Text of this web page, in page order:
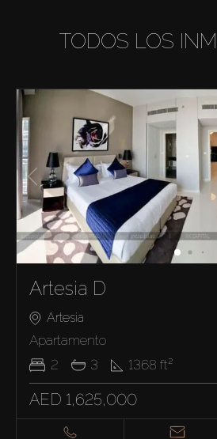
TODOS LOS
Artesia D
Artesia
Apartamento
2
3 1368 ft²
AED 1,625,000